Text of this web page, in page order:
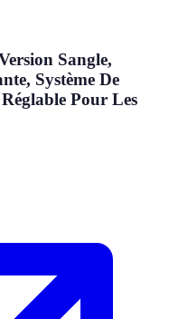
Sangle,
Système De
Pour Les